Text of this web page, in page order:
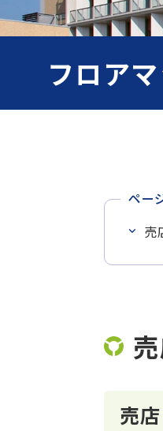
フロア
ペー
売
売